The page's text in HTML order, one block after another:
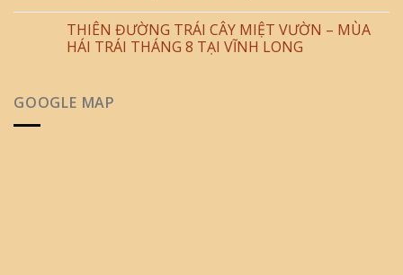
THIÊN ĐƯỜNG TRÁI CÂY MIỆT VƯỜN – MÙA
HÁI TRÁI THÁNG 8 TẠI VĨNH LONG
GOOGLE MAP